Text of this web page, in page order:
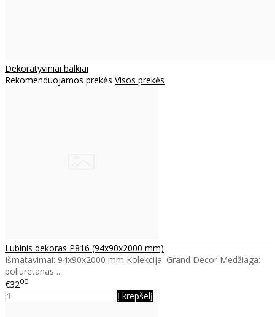
Dekoratyviniai balkiai
Rekomenduojamos prekės Visos prekės
Lubinis dekoras P816 (94x90x2000 mm)
Išmatavimai: 94x90x2000 mm Kolekcija: Grand Decor Medžiaga:
poliuretanas ..
€3200
Į krepšelį